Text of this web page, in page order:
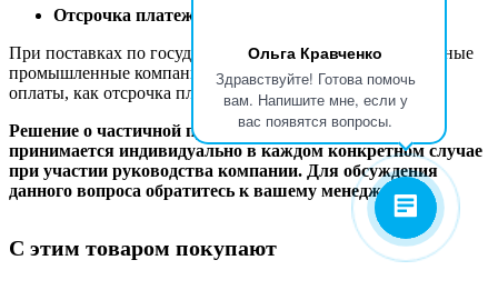
Ольга Кравченко
Здравствуйте! Готова помочь
вам. Напишите мне, если у
вас появятся вопросы.
Отсрочка платежа
При поставках по государственным контрактам и в крупные
промышленные компании мы практикуем такую форму
оплаты, как отсрочка платежа.
Решение о частичной предоплате и отсрочке платежа
принимается индивидуально в каждом конкретном случае
при участии руководства компании. Для обсуждения
данного вопроса обратитесь к вашему менеджеру.
С этим товаром покупают